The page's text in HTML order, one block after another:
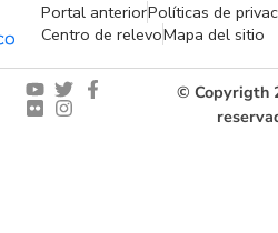
Portal anteriorPolíticas de
Centro de relevoMapa del sitio
© Copyrigth